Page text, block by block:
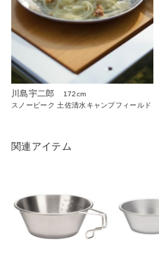
川島宇二郎
172cm
スノーピーク 土佐清水キャンプフィールド
関連アイテム